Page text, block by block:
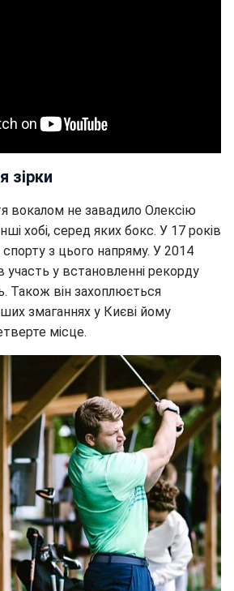
зірки
вокалом не завадило Олексію
хобі, серед яких бокс. У 17 років
з цього напряму. У 2014
участь у встановленні рекорду
Також він захоплюється
змаганнях у Києві йому
місце.